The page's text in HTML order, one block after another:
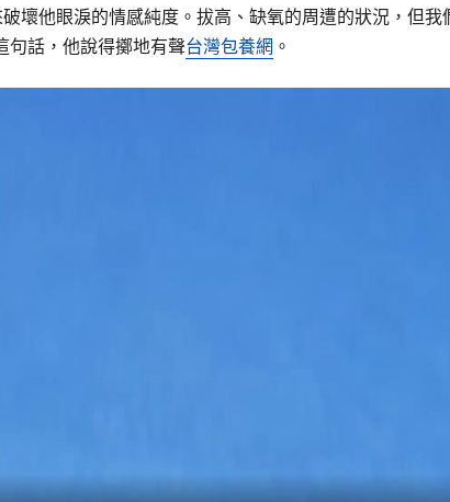
壞他眼淚的情感純度。拔高、缺氧的周遭的狀況，但
句話，他說得擲地有聲台灣包養網 。